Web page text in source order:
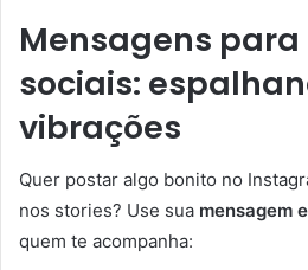
Mensagens para
sociais:
vibrações
Quer postar algo bonito no
nos stories? Use sua mensagem
quem te acompanha: